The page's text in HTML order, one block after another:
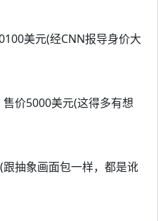
美元(经CNN报导身价大
价5000美元(这得多有想
抽象画面包一样，都是讹